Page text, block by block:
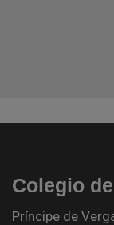
Colegio
Príncipe de